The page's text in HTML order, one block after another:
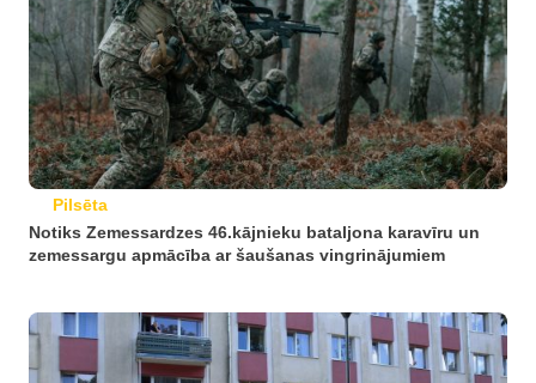
Pilsēta
Notiks Zemessardzes 46.kājnieku bataljona karavīru un
zemessargu apmācība ar šaušanas vingrinājumiem